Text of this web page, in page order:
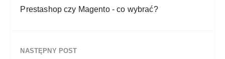
Prestashop czy Magento - co wybrać?
NASTĘPNY POST